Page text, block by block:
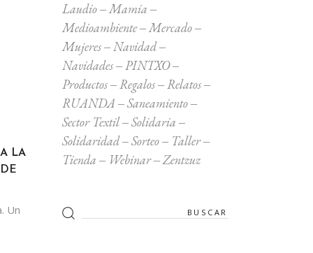
LA
Un
Laudio
Mamia
Medioambiente
Mercado
Mujeres
Navidad
Navidades
PINTXO
Productos
Regalos
Relatos
RUANDA
Saneamiento
Sector Textil
Solidaria
Solidaridad
Sorteo
Taller
Tienda
Webinar Zentzuz
Search
for: